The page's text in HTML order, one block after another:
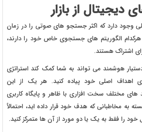
دیجیتال از بازار
وجود دارد که اکثر جستجو های صوتی را در زمان
هرکدام الگوریتم های جستجوی خاص خود را دارند،
اشتراک هستند.
هوشمند می تواند به شما کمک کند استراتژی
اهداف اصلی خود پیاده کنید. هر یک از این
های مختلف سخت افزاری با ظاهر و پایگاه کاربری
به مخاطبانی که هدف خود قرار داده اید، احتمالاً
را فقط به یک یا دو مورد از آن ها متمرکز کنید.